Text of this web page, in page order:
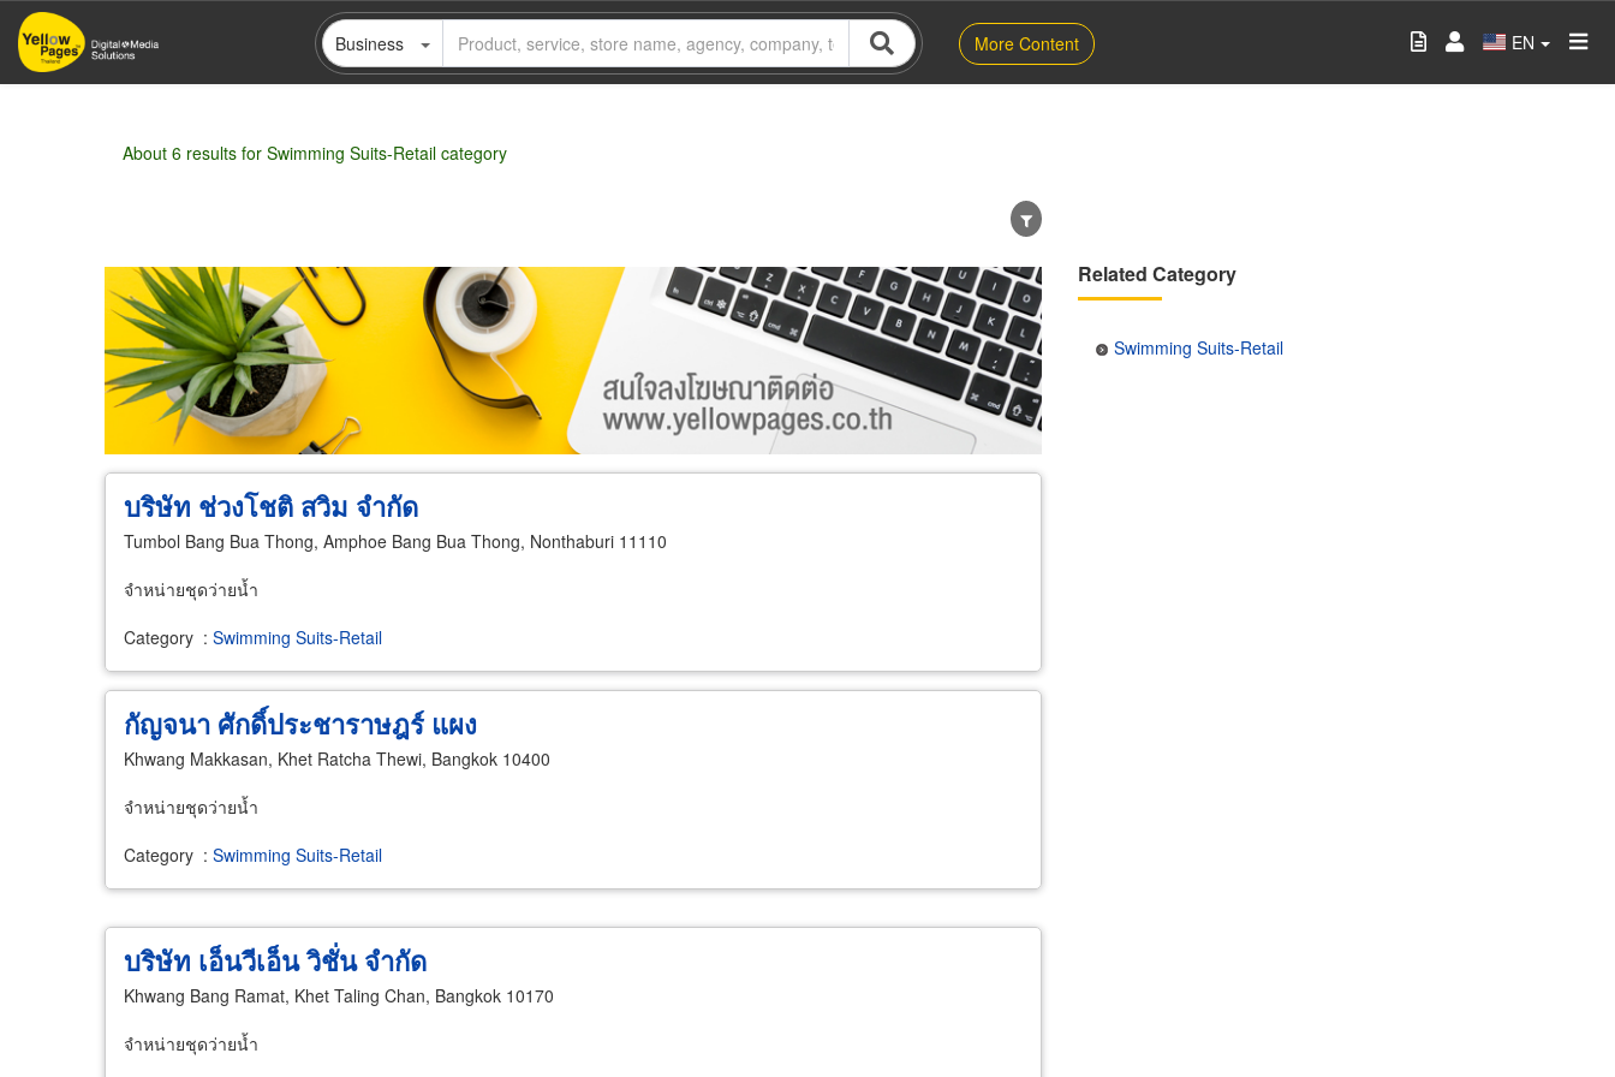
Skip
main
Business More Content EN
About 6 results for Swimming Suits-Retail category
Wholesale Retail Manufacturer Dealer Exporter/Importer Service Business
บริษัท ช่วงโชติ สวิม จำกัด
Tumbol Bang Bua Thong, Amphoe Bang Bua Thong, Nonthaburi 11110
จำหน่ายชุดว่ายน้ำ
Category : Swimming Suits-Retail
กัญจนา ศักดิ์ประชาราษฎร์ แผง
Khwang Makkasan, Khet Ratcha Thewi, Bangkok 10400
จำหน่ายชุดว่ายน้ำ
Category : Swimming Suits-Retail
บริษัท เอ็นวีเอ็น วิชั่น จำกัด
Khwang Bang Ramat, Khet Taling Chan, Bangkok 10170
จำหน่ายชุดว่ายน้ำ
Related Category
Swimming Suits-Retail